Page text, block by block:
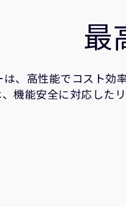
最
、高性能でコスト効
、機能安全に対応した